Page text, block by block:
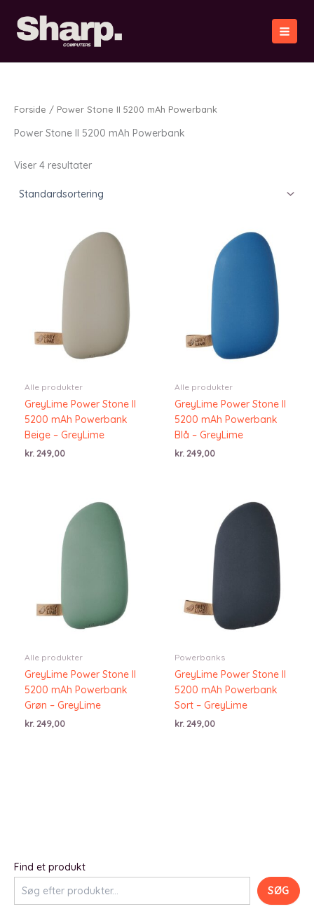
indholdet
Find et produkt
SØG
Forside / Power Stone II 5200 mAh Powerbank
Power Stone II 5200 mAh Powerbank
Viser 4 resultater
Alle produkter
GreyLime Power Stone II
5200 mAh Powerbank
Beige – GreyLime
kr. 249,00
Alle produkter
GreyLime Power Stone II
5200 mAh Powerbank
Blå – GreyLime
kr. 249,00
Alle produkter
GreyLime Power Stone II
5200 mAh Powerbank
Grøn – GreyLime
kr.249,00
Powerbanks
GreyLime Power Stone II
5200 mAh Powerbank
Sort – GreyLime
kr.249,00